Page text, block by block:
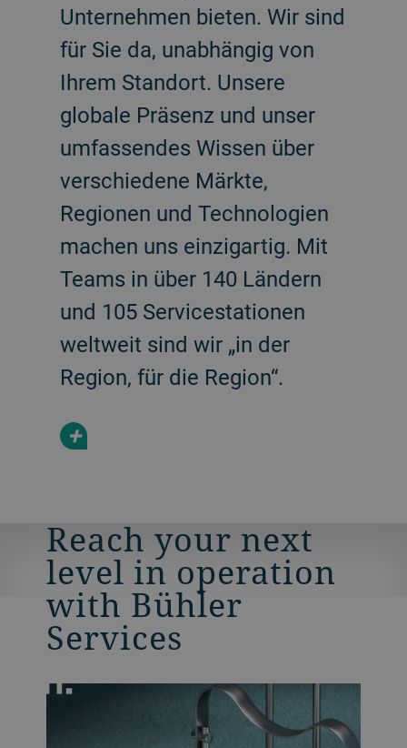
Unternehmen bieten. Wir sind
für Sie da, unabhängig von
Ihrem Standort. Unsere
globale Präsenz und unser
umfassendes Wissen über
verschiedene Märkte,
Regionen und Technologien
machen uns einzigartig. Mit
Teams in über 140 Ländern
und 105 Servicestationen
weltweit sind wir „in der
Region, für die Region“.
+
Reach your next
level in operation
with Bühler
Services